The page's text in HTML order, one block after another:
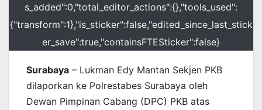
s_added":0,"total_editor_actions":{},"tools_used":
{"transform":1},"is_sticker":false,"edited_since_last_stick
er_save":true,"containsFTESticker":false}
Surabaya – Lukman Edy Mantan Sekjen PKB
dilaporkan ke Polrestabes Surabaya oleh
Dewan Pimpinan Cabang (DPC) PKB atas